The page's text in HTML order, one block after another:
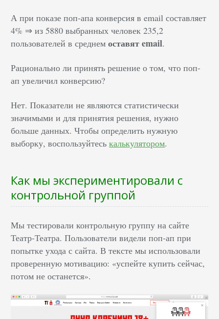
А при показе поп-апа конверсия в email составляет
4% ⇒ из 5880 выбранных человек 235,2
пользователей в среднемоставят email.
Рационально ли принять решение о том, что поп-
ап увеличил конверсию?
Нет. Показатели не являются статистически
значимыми и для принятия решения, нужно
больше данных. Чтобы определить нужную
выборку, воспользуйтеськалькулятором.
Как мы экспериментировали с
контрольной группой
Мы тестировали контрольную группу на сайте
Театр-Театра. Пользователи видели поп-ап при
попытке ухода с сайта. В тексте мы использовали
проверенную мотивацию: «успейте купить сейчас,
потом не останется».